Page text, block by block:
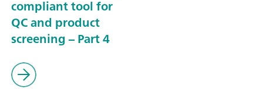
compliant tool for
QC and product
screening – Part 4